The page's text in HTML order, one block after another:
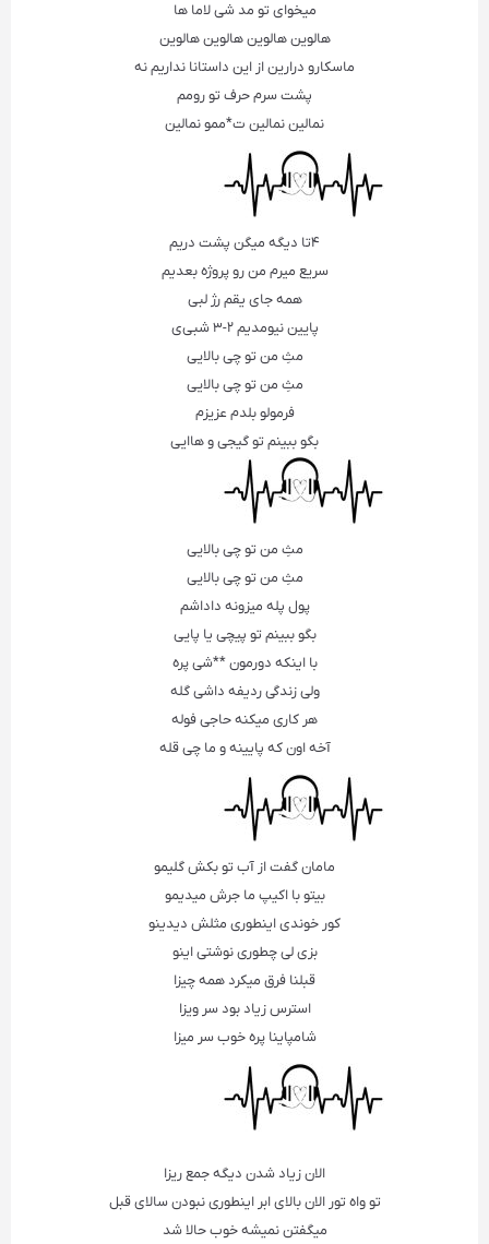
میخوای تو مد شی لاما ها
هالوین هالوین هالوین هالوین
ماسکارو درارین از این داستانا نداریم نه
پشت سرم حرف تو رومم
نمالین نمالین ت*ممو نمالین
۴تا دیگه میگن پشت دریم
سریع میرم من رو پروژه بعدیم
همه جای یقم رژ لبی
پایین نیومدیم ۲-۳ شبی‌ی
مثِ من تو چی بالایی
مثِ من تو چی بالایی
فرمولو بلدم عزیزم
بگو ببینم تو گیجی و هاایی
مثِ من تو چی بالایی
مثِ من تو چی بالایی
پول پله میزونه داداشم
بگو ببینم تو پیچی یا پایی
با اینکه دورمون **شی پره
ولی زندگی ردیفه داشی گله
هر کاری میکنه حاجی فوله
آخه اون که پایینه و ما چی قله
مامان گفت از آب تو بکش گلیمو
بیتو با اکیپ ما جرش میدیمو
کور خوندی اینطوری مثلش دیدینو
بزی لی چطوری نوشتی اینو
قبلنا فرق میکرد همه چیزا
استرس زیاد بود سر ویزا
شامپاینا پره خوب سر میزا
الان زیاد شدن دیگه جمع ریزا
تو واه تور الان بالای ابر اینطوری نبودن سالای قبل
میگفتن نمیشه خوب حالا شد